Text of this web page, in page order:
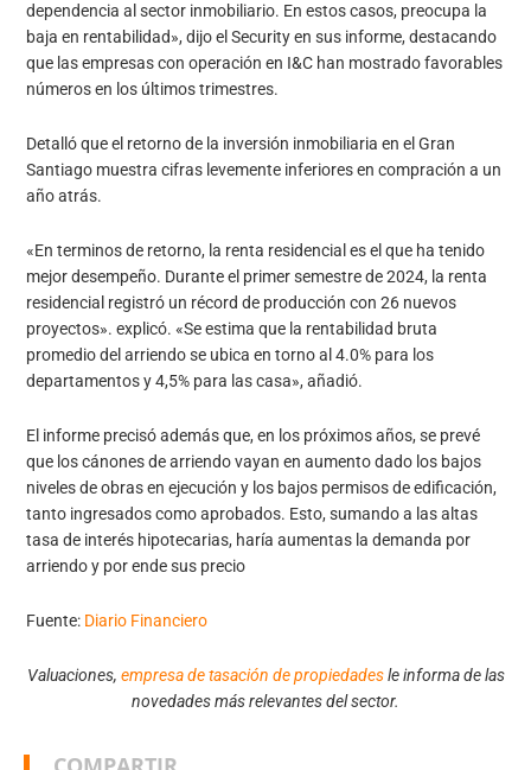
dependencia al sector inmobiliario. En estos casos, preocupa la
baja en rentabilidad», dijo el Security en sus informe, destacando
que las empresas con operación en I&C han mostrado favorables
números en los últimos trimestres.
Detalló que el retorno de la inversión inmobiliaria en el Gran
Santiago muestra cifras levemente inferiores en compración a un
año atrás.
«En terminos de retorno, la renta residencial es el que ha tenido
mejor desempeño. Durante el primer semestre de 2024, la renta
residencial registró un récord de producción con 26 nuevos
proyectos». explicó. «Se estima que la rentabilidad bruta
promedio del arriendo se ubica en torno al 4.0% para los
departamentos y 4,5% para las casa», añadió.
El informe precisó además que, en los próximos años, se prevé
que los cánones de arriendo vayan en aumento dado los bajos
niveles de obras en ejecución y los bajos permisos de edificación,
tanto ingresados como aprobados. Esto, sumando a las altas
tasa de interés hipotecarias, haría aumentas la demanda por
arriendo y por ende sus precio
Fuente: Diario Financiero
Valuaciones, empresa de tasación de propiedadesle informa de las
novedades más relevantes del sector.